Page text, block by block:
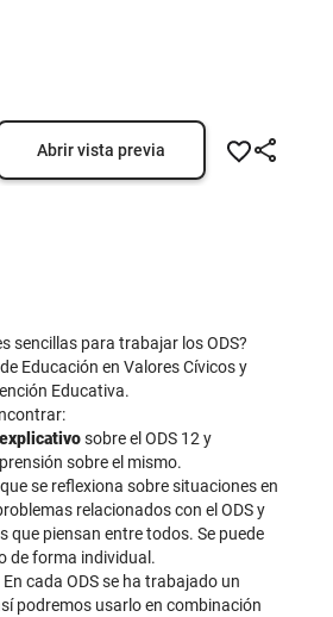
Abrir vista previa
sencillas para trabajar los ODS?
Educación en Valores Cívicos y
Educativa.
sobre el ODS 12 y
sobre el mismo.
se reflexiona sobre situaciones en
relacionados con el ODS y
que piensan entre todos. Se puede
de forma individual.
En cada ODS se ha trabajado un
podremos usarlo en combinación